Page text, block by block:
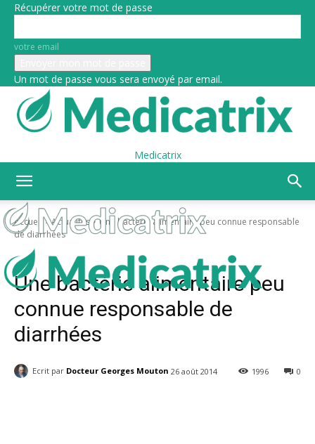
Récupérer votre mot de passe
votre email
Un mot de passe vous sera envoyé par email.
Medicatrix
Accueil Actualités
Une bactérie alimentaire peu connue responsable
de diarrhées
Actualités
Une bactérie alimentaire peu
connue responsable de
diarrhées
Ecrit par Docteur Georges Mouton 26 août 2014 0
1996